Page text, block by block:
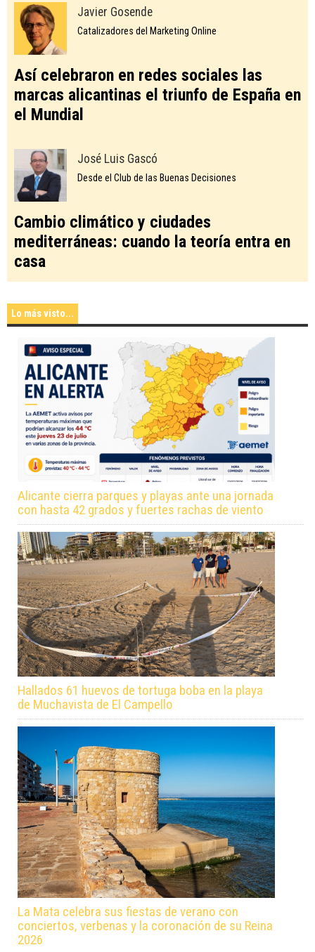
Javier Gosende
Catalizadores del Marketing Online
Así celebraron en redes sociales las
marcas alicantinas el triunfo de España en
el Mundial
José Luis Gascó
Desde el Club de las Buenas Decisiones
Cambio climático y ciudades
mediterráneas: cuando la teoría entra en
casa
Lo más visto...
Alicante cierra parques y playas ante una jornada
con hasta 42 grados y fuertes rachas de viento
Hallados 61 huevos de tortuga boba en la playa
de Muchavista de El Campello
La Mata celebra sus fiestas de verano con
conciertos, verbenas y la coronación de su Reina
2026